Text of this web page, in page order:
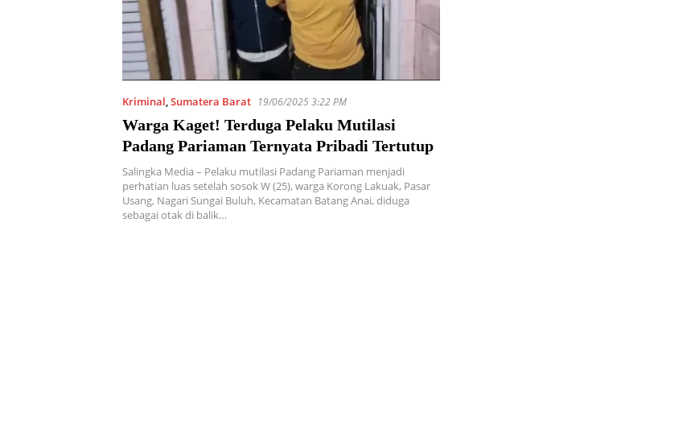
Kriminal Sumatera Barat 19/06/2025 3:22 PM
Warga Kaget! Terduga Pelaku Mutilasi
Padang Pariaman Ternyata Pribadi Tertutup
Salingka Media – Pelaku mutilasi Padang Pariaman menjadi
perhatian luas setelah sosok W (25), warga Korong Lakuak, Pasar
Usang, Nagari Sungai Buluh, Kecamatan Batang Anai, diduga
sebagai otak di balik…